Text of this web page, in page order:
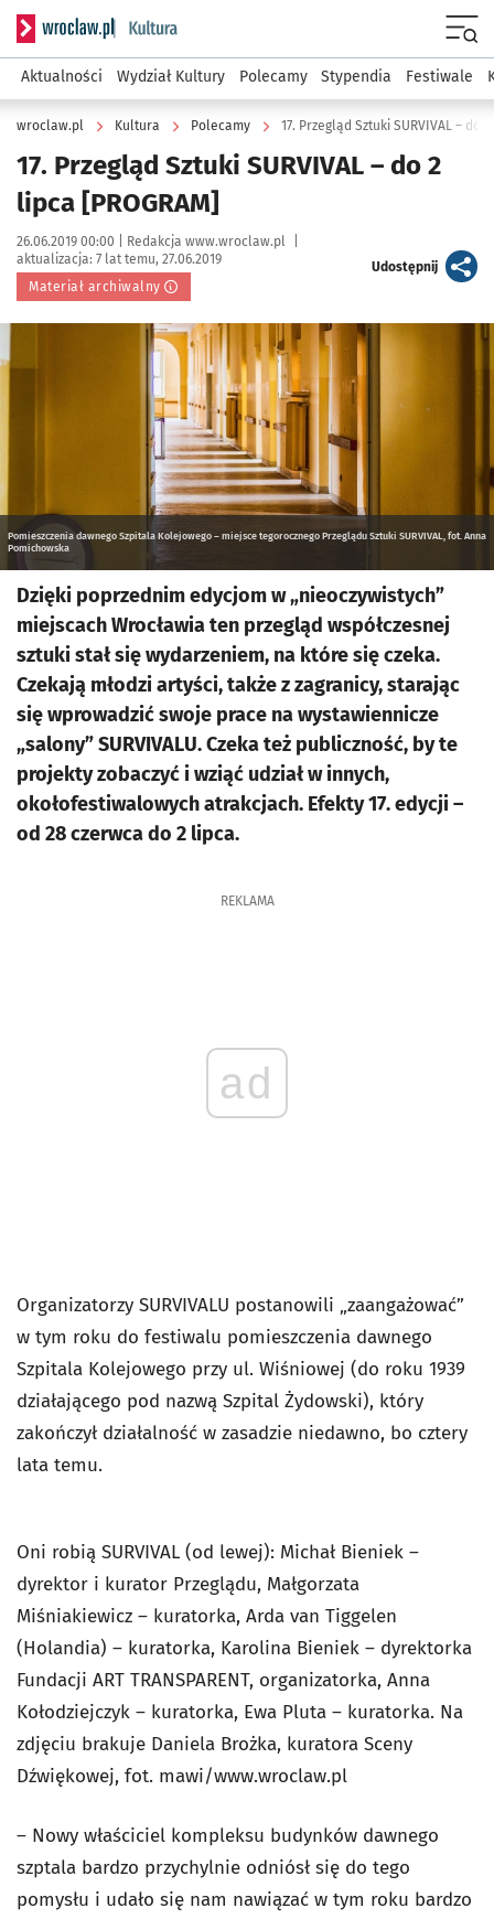
Serwis informacyjny wroclaw.pl podserwis: Kultura
Aktualności Wydział Kultury Polecamy Stypendia Festiwale
wroclaw.pl Kultura Polecamy 17. Przegląd Sztuki SURVIVAL – do
17. Przegląd Sztuki SURVIVAL – do 2
lipca [PROGRAM]
Data publikacji:
26.06.2019 00:00 | Autor:
Redakcja www.wroclaw.pl
aktualizacja: 7 lat temu, 27.06.2019
Materiał archiwalny
Udostępnijartykuł
Kliknij, aby powiększyć
Pomieszczenia dawnego Szpitala Kolejowego – miejsce tegorocznego Przeglądu Sztuki SURVIVAL, fot. Anna
Pomichowska
Dzięki poprzednim edycjom w „nieoczywistych”
miejscach Wrocławia ten przegląd współczesnej
sztuki stał się wydarzeniem, na które się czeka.
Czekają młodzi artyści, także z zagranicy, starając
się wprowadzić swoje prace na wystawiennicze
„salony” SURVIVALU. Czeka też publiczność, by te
projekty zobaczyć i wziąć udział w innych,
okołofestiwalowych atrakcjach. Efekty 17. edycji –
od 28 czerwca do 2 lipca.
REKLAMA
ad
Organizatorzy SURVIVALU postanowili „zaangażować”
w tym roku do festiwalu pomieszczenia dawnego
Szpitala Kolejowego przy ul. Wiśniowej (do roku 1939
działającego pod nazwą Szpital Żydowski), który
zakończył działalność w zasadzie niedawno, bo cztery
lata temu.
Oni robią SURVIVAL (od lewej): Michał Bieniek –
dyrektor i kurator Przeglądu, Małgorzata
Miśniakiewicz – kuratorka, Arda van Tiggelen
(Holandia) – kuratorka, Karolina Bieniek – dyrektorka
Fundacji ART TRANSPARENT, organizatorka, Anna
Kołodziejczyk – kuratorka, Ewa Pluta – kuratorka. Na
zdjęciu brakuje Daniela Brożka, kuratora Sceny
Dźwiękowej, fot. mawi/www.wroclaw.pl
– Nowy właściciel kompleksu budynków dawnego
szptala bardzo przychylnie odniósł się do tego
pomysłu i udało się nam nawiązać w tym roku bardzo